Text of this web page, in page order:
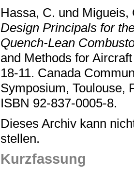
Hassa, C. und Migueis,
Design Principals for
Quench-Lean
and Methods for
18-11. Canada
Symposium, Toulouse,
ISBN 92-837-0005-8.
Dieses Archiv kann
stellen.
Kurzfassung